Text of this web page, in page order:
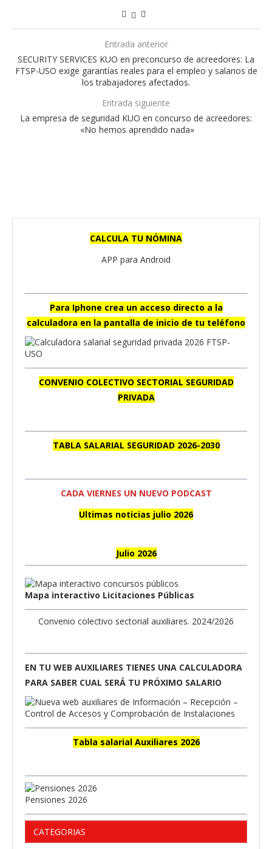
Entrada anterior
SECURITY SERVICES KUO en preconcurso de acreedores: La
FTSP-USO exige garantías reales para el empleo y salarios de
los trabajadores afectados.
Entrada siguiente
La empresa de seguridad KUO en concurso de acreedores:
«No hemos aprendido nada»
CALCULA TU NÓMINA
APP para Android
Para Iphone crea un acceso directo a la
calculadora en la pantalla de inicio de tu teléfono
CONVENIO COLECTIVO SECTORIAL SEGURIDAD
PRIVADA
TABLA SALARIAL SEGURIDAD 2026-2030
CADA VIERNES UN NUEVO PODCAST
Ultimas noticias julio 2026
Julio 2026
Mapa interactivo Licitaciones Públicas
Convenio colectivo sectorial auxiliares. 2024/2026
EN TU WEB AUXILIARES TIENES UNA CALCULADORA
PARA SABER CUAL SERÁ TU PRÓXIMO SALARIO
Tabla salarial Auxiliares 2026
Pensiones 2026
CATEGORIAS